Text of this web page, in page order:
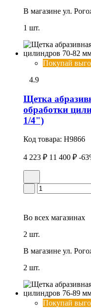
В магазине ул.
1 шт.
Покупай
4.9
Щетка
обработки
1/4")
Код товара: H9866
4 223 ₽ 11 400 ₽ -
Во всех магазинах
2 шт.
В магазине ул.
2 шт.
Покупай